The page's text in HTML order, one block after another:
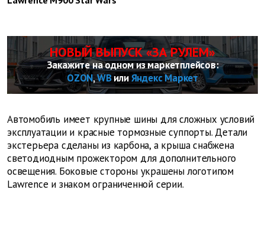
НОВЫЙ ВЫПУСК «ЗА РУЛЕМ»
Закажите на одном из маркетплейсов:
OZON,WBилиЯндекс Маркет
Автомобиль имеет крупные шины для сложных условий
эксплуатации и красные тормозные суппорты. Детали
экстерьера сделаны из карбона, а крыша снабжена
светодиодным прожектором для дополнительного
освещения. Боковые стороны украшены логотипом
Lawrence и знаком ограниченной серии.